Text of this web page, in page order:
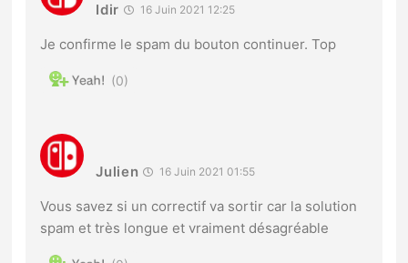
Idir 16 Juin 2021 12:25
Je confirme le spam du bouton continuer. Top
0
Julien 16 Juin 2021 01:55
Vous savez si un correctif va sortir car la solution
spam et très longue et vraiment désagréable